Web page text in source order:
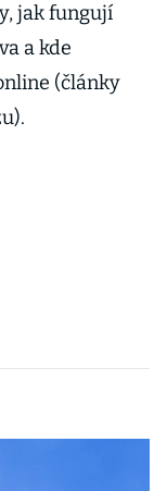
jak fungují
a kde
(články